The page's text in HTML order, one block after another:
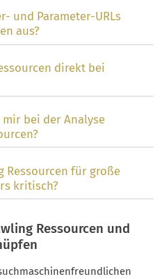
und Parameter-URLs
aus?
direkt bei
bei der Analyse
Ressourcen für große
kritisch?
Ressourcen und